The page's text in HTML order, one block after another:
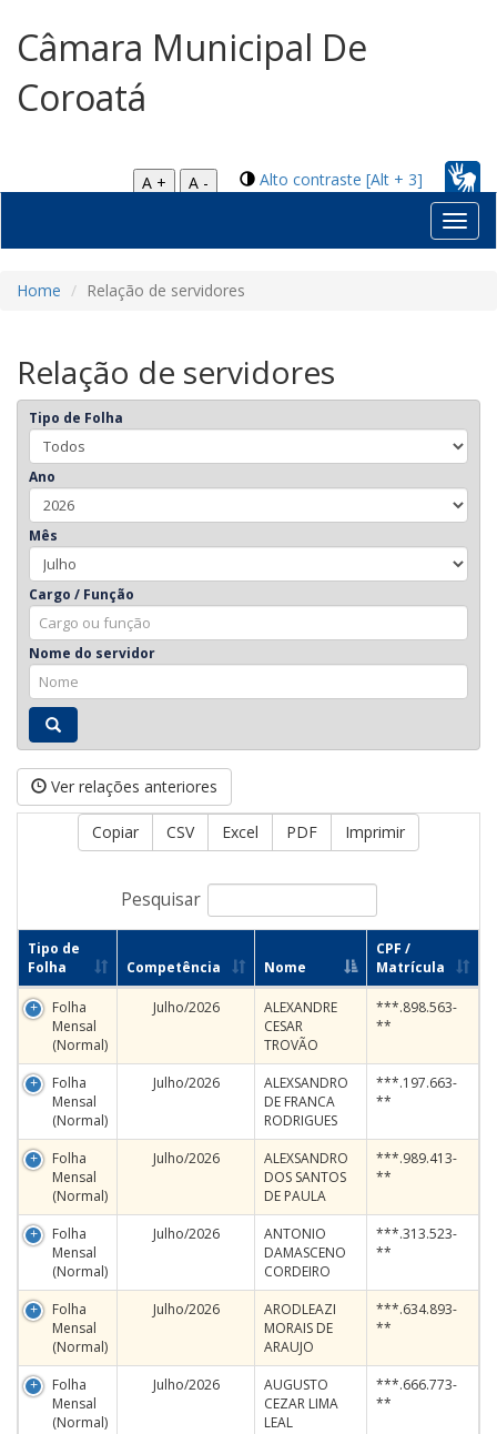
Câmara Municipal De
Coroatá
Alto contraste [Alt + 3]
A +
A -
Home Relação de servidores
Relação de servidores
Tipo de Folha
Ano
Mês
Cargo / Função
Nome do servidor
Ver relações anteriores
Copiar CSV Excel PDF Imprimir
Pesquisar
Tipo de
Folha
Competência Nome
CPF /
Matrícula
Folha
Mensal
(Normal)
Julho/2026
ALEXANDRE
CESAR
TROVÃO
***.898.563-
**
Folha
Mensal
(Normal)
Julho/2026
ALEXSANDRO
DE FRANCA
RODRIGUES
***.197.663-
**
Folha
Mensal
(Normal)
Julho/2026
ALEXSANDRO
DOS SANTOS
DE PAULA
***.989.413-
**
Folha
Mensal
(Normal)
Julho/2026
ANTONIO
DAMASCENO
CORDEIRO
***.313.523-
**
Folha
Mensal
(Normal)
Julho/2026
ARODLEAZI
MORAIS DE
ARAUJO
***.634.893-
**
Folha
Mensal
(Normal)
Julho/2026
AUGUSTO
CEZAR LIMA
LEAL
***.666.773-
**